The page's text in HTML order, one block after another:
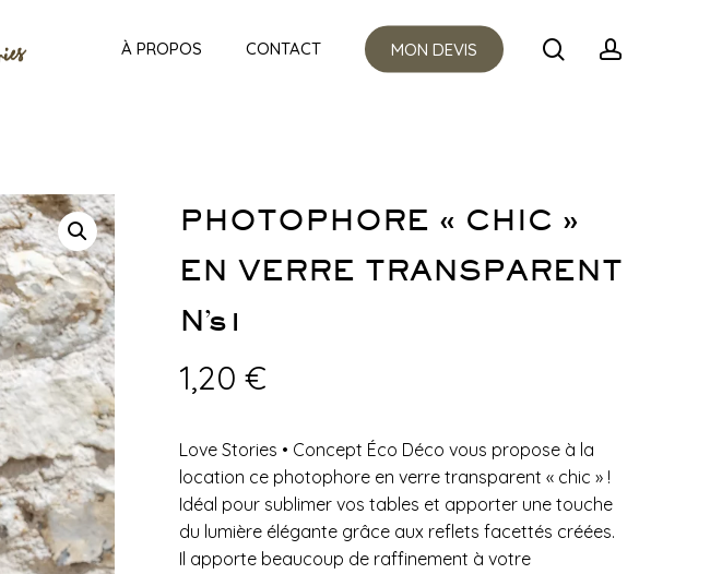
À PROPOS CONTACT MON DEVIS searchaccount
PHOTOPHORE « CHIC »
EN VERRE TRANSPARENT
N°1
1,20 €
Love Stories • Concept Éco Déco vous propose à la
location ce photophore en verre transparent « chic » !
Idéal pour sublimer vos tables et apporter une touche
du lumière élégante grâce aux reflets facettés créées.
Il apporte beaucoup de raffinement à votre